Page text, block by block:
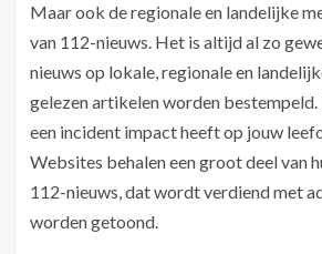
Maar ook de regionale en landelijke
van 112-nieuws. Het is altijd al zo
nieuws op lokale, regionale en
gelezen artikelen worden
een incident impact heeft op jouw
Websites behalen een groot deel van
112-nieuws, dat wordt verdiend met
worden getoond.